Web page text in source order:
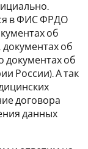
в ФИС ФРДО
об
об
документах об
России). А так
договора
данных